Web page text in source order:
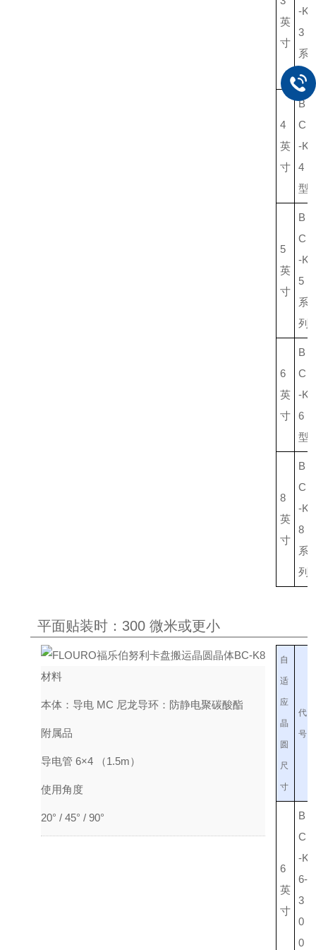
英
寸
-K
3
系
列
4
英
寸
B
C
-K
4
型
5
英
寸
B
C
-K
5
系
列
6
英
寸
B
C
-K
6
型
8
英
寸
B
C
-K
8
系
列
平面贴装时：300 微米或更小
材料
本体：导电 MC 尼龙导环：防静电聚碳酸酯
附属品
导电管 6×4 （1.5m）
使用角度
20° / 45° / 90°
自
适
应
晶
圆
尺
寸
代
号
6
英
寸
B
C
-K
6-
3
0
0